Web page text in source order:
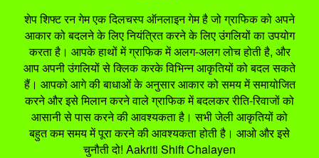
शेप शिफ्ट रन गेम एक दिलचस्प ऑनलाइन गेम है जो ग्राफिक को अपने
आकार को बदलने के लिए नियंत्रित करने के लिए उंगलियों का उपयोग
करता है। आपके हाथों में ग्राफिक में अलग-अलग लोच होती है, और
आप अपनी उंगलियों से क्लिक करके विभिन्न आकृतियों को बदल सकते
हैं। आपको आगे की बाधाओं के अनुसार आकार को समय में समायोजित
करने और इसे मिलान करने वाले ग्राफिक में बदलकर रीति-रिवाजों को
आसानी से पास करने की आवश्यकता है। सभी जेली आकृतियों को
बहुत कम समय में पूरा करने की आवश्यकता होती है। आओ और इसे
चुनौती दो! Aakriti Shift Chalayen